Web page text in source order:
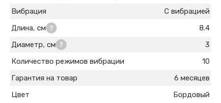
Вибрация
С вибрацией
Длина, см
8.4
Диаметр, см
3
Количество режимов вибрации
10
Гарантия на товар
6 месяцев
Цвет
Бордовый